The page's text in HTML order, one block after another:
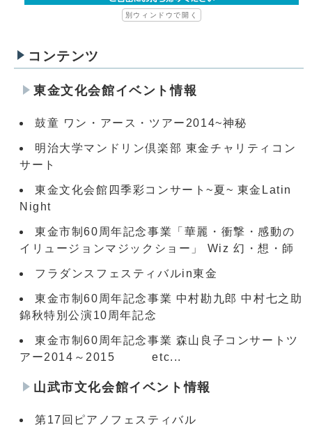
別ウィンドウで開く
コンテンツ
東金文化会館イベント情報
鼓童 ワン・アース・ツアー2014~神秘
明治大学マンドリン倶楽部 東金チャリティコン
サート
東金文化会館四季彩コンサート~夏~ 東金Latin
Night
東金市制60周年記念事業「華麗・衝撃・感動の
イリュージョンマジックショー」 Wiz 幻・想・師
フラダンスフェスティバルin東金
東金市制60周年記念事業 中村勘九郎 中村七之助
錦秋特別公演10周年記念
東金市制60周年記念事業 森山良子コンサートツ
アー2014～2015 etc...
山武市文化会館イベント情報
第17回ピアノフェスティバル